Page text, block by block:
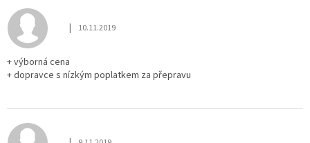
p
i
h
o
n
c
Hodnocení obchodu je 5 z 5 hvězdiček.
| 10.11.2019
+ výborná cena
+ dopravce s nízkým poplatkem za přepravu